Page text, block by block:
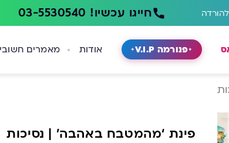
חייגו עכשיו! 03-5530540
פנורמה V.I.P אודות מאמרים
פינת ‘מהמטבח באהבה’ | נסיכות